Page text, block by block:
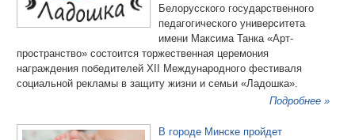
Белорусского государственного
педагогического университета
имени Максима Танка «Арт-
пространство» состоится торжественная церемония
награждения победителей XII Международного фестиваля
социальной рекламы в защиту жизни и семьи «Ладошка».
Подробнее »
В городе Минске пройдет